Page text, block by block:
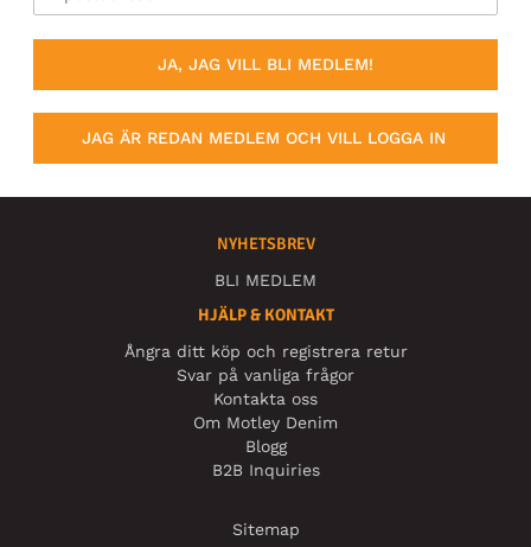
JA, JAG VILL BLI MEDLEM!
JAG ÄR REDAN MEDLEM OCH VILL LOGGA IN
NYHETSBREV
BLI MEDLEM
HJÄLP & KONTAKT
Ångra ditt köp och registrera retur
Svar på vanliga frågor
Kontakta oss
Om Motley Denim
Blogg
B2B Inquiries
Sitemap